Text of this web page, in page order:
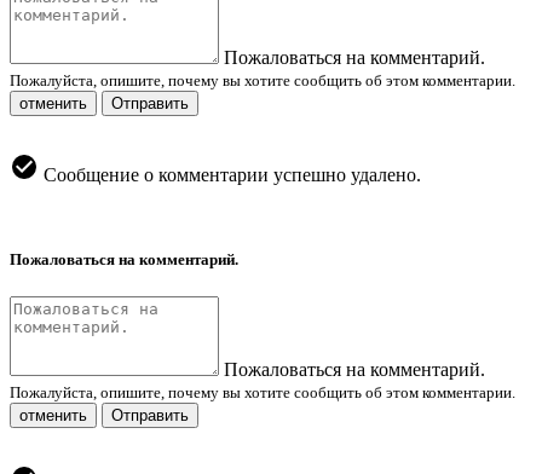
Пожаловаться на комментарий.
Пожалуйста, опишите, почему вы хотите сообщить об этом комментарии.
отменить
Отправить
Сообщение о комментарии успешно удалено.
Пожаловаться на комментарий.
Пожаловаться на комментарий.
Пожалуйста, опишите, почему вы хотите сообщить об этом комментарии.
отменить
Отправить